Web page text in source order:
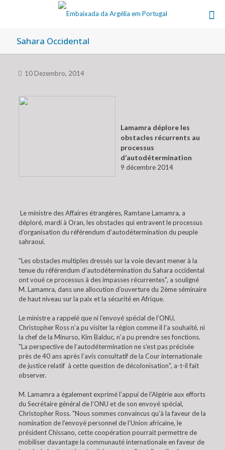
Sahara Occidental
10 Dezembro, 2014
Lamamra déplore les
obstacles récurrents au
processus
d’autodétermination
9 décembre 2014
Le ministre des Affaires étrangères, Ramtane Lamamra, a
déploré, mardi à Oran, les obstacles qui entravent le processus
d’organisation du référendum d’autodétermination du peuple
sahraoui.
"Les obstacles multiples dressés sur la voie devant mener à la
tenue du référendum d’autodétermination du Sahara occidental
ont voué ce processus à des impasses récurrentes", a souligné
M. Lamamra, dans une allocution d’ouverture du 2ème séminaire
de haut niveau sur la paix et la sécurité en Afrique.
Le ministre a rappelé que ni l’envoyé spécial de l’ONU,
Christopher Ross n’a pu visiter la région comme il l'a souhaité, ni
la chef de la Minurso, Kim Balduc, n’a pu prendre ses fonctions.
"La perspective de l’autodétermination ne s’est pas précisée
près de 40 ans après l’avis consultatif de la Cour internationale
de justice relatif à cette question de décolonisation", a-t-il fait
observer.
M. Lamamra a également exprimé l’appui de l’Algérie aux efforts
du Secrétaire général de l’ONU et de son envoyé spécial,
Christopher Ross. "Nous sommes convaincus qu’à la faveur de la
nomination de l’envoyé personnel de l’Union africaine, le
président Chissano, cette coopération pourrait permettre de
mobiliser davantage la communauté internationale en faveur de